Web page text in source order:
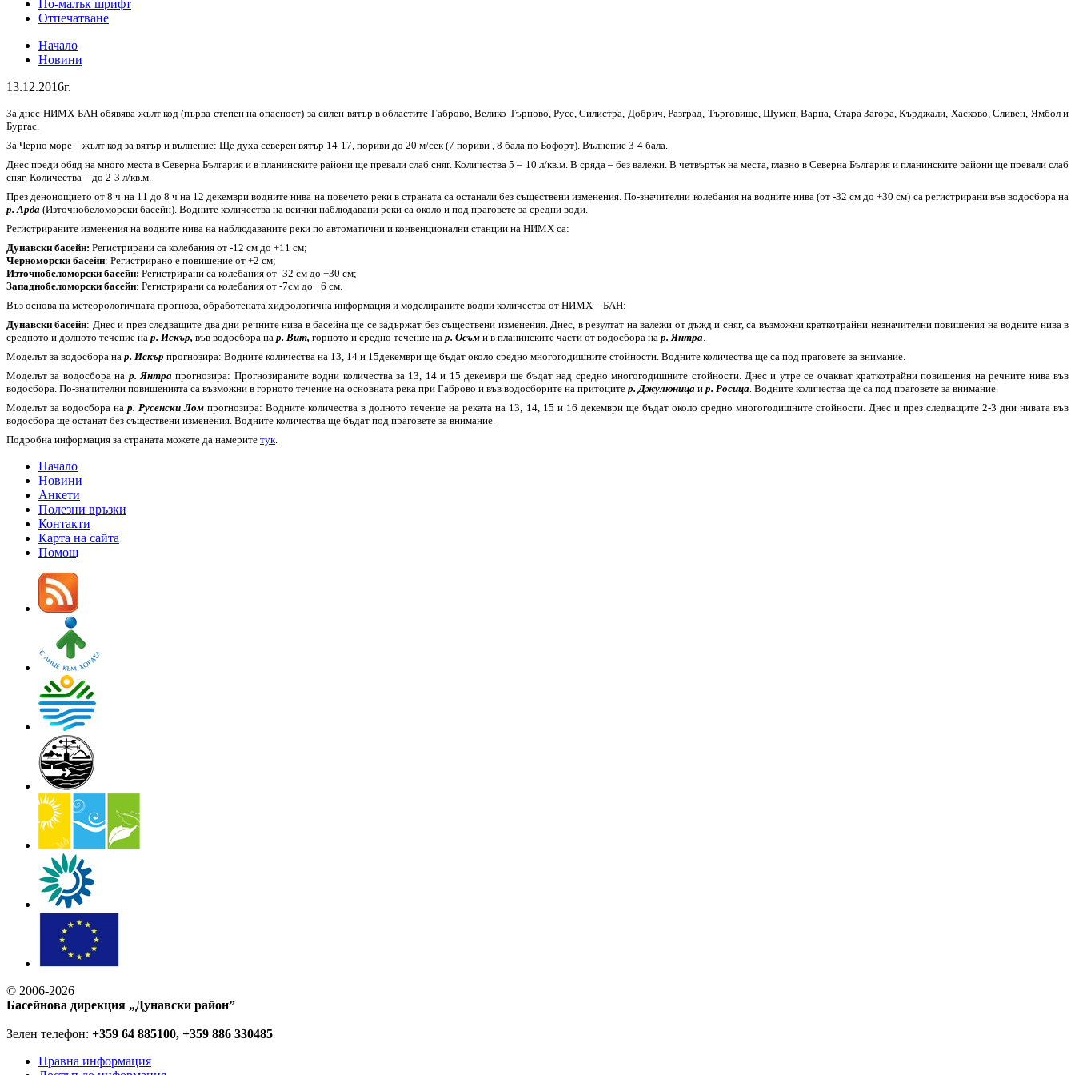
По-малък шрифт
Отпечатване
Начало
Новини
13.12.2016г.
За днес НИМХ-БАН обявява жълт код (първа степен на опасност) за силен вятър в областите Габрово, Велико Търново, Русе, Силистра, Добрич, Разград, Търговище, Шумен, Варна, Стара Загора, Кърджали, Хасково, Сливен, Ямбол и
Бургас.
За Черно море – жълт код за вятър и вълнение: Ще духа северен вятър 14-17, пориви до 20 м/сек (7 пориви , 8 бала по Бофорт). Вълнение 3-4 бала.
Днес преди обяд на много места в Северна България и в планинските райони ще превали слаб сняг. Количества 5 – 10 л/кв.м. В сряда – без валежи. В четвъртък на места, главно в Северна България и планинските райони ще превали слаб
сняг. Количества – до 2-3 л/кв.м.
През денонощието от 8 ч на 11 до 8 ч на 12 декември водните нива на повечето реки в страната са останали без съществени изменения. По-значителни колебания на водните нива (от -32 см до +30 см) са регистрирани във водосбора на
р. Арда (Източнобеломорски басейн). Водните количества на всички наблюдавани реки са около и под праговете за средни води.
Регистрираните изменения на водните нива на наблюдаваните реки по автоматични и конвенционални станции на НИМХ са:
Дунавски басейн: Регистрирани са колебания от -12 см до +11 см;
Черноморски басейн: Регистрирано е повишение от +2 см;
Източнобеломорски басейн: Регистрирани са колебания от -32 см до +30 см;
Западнобеломорски басейн: Регистрирани са колебания от -7см до +6 см.
Въз основа на метеорологичната прогноза, обработената хидрологична информация и моделираните водни количества от НИМХ – БАН:
Дунавски басейн: Днес и през следващите два дни речните нива в басейна ще се задържат без съществени изменения. Днес, в резултат на валежи от дъжд и сняг, са възможни краткотрайни незначителни повишения на водните нива в
средното и долното течение на р. Искър, във водосбора на р. Вит, горното и средно течение на р. Осъм и в планинските части от водосбора на р. Янтра
Моделът за водосбора на р. Искър прогнозира: Водните количества на 13, 14 и 15декември ще бъдат около средно многогодишните стойности. Водните количества ще са под праговете за внимание.
Моделът за водосбора на р. Янтра прогнозира: Прогнозираните водни количества за 13, 14 и 15 декември ще бъдат над средно многогодишните стойности. Днес и утре се очакват краткотрайни повишения на речните нива във
водосбора. По-значителни повишенията са възможни в горното течение на основната река при Габрово и във водосборите на притоците р. Джулюница и р. Росица . Водните количества ще са под праговете за внимание.
Моделът за водосбора на р. Русенски Лом прогнозира: Водните количества в долното течение на реката на 13, 14, 15 и 16 декември ще бъдат около средно многогодишните стойности. Днес и през следващите 2-3 дни нивата във
водосбора ще останат без съществени изменения. Водните количества ще бъдат под праговете за внимание.
Подробна информация за страната можете да намерите тук
Начало
Новини
Анкети
Полезни връзки
Контакти
Карта на сайта
Помощ
© 2006-2026
Басейнова дирекция „Дунавски район”
Зелен телефон: +359 64 885100, +359 886 330485
Правна информация